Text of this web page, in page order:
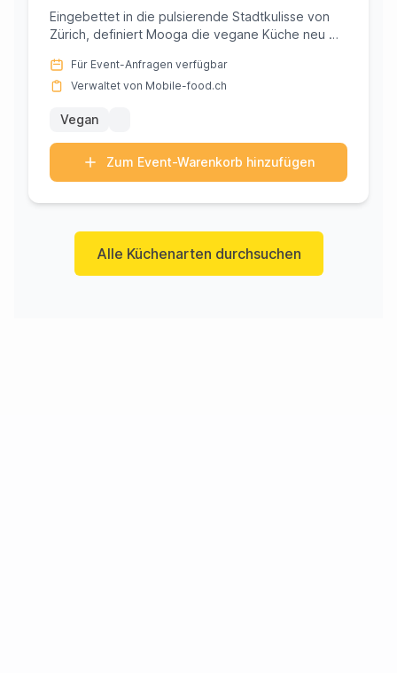
Eingebettet in die pulsierende Stadtkulisse von
Zürich, definiert Mooga die vegane Küche neu mit
Für Event-Anfragen verfügbar
Verwaltet von Mobile-food.ch
Vegan
Zum Event-Warenkorb hinzufügen
Alle Küchenarten durchsuchen